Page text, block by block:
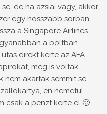
de ha azsiai vagy, akkor
egy hosszabb sorban
a Singapore Airlines
a boltban
direkt kerte az AFA
meg is voltak
nem akartak semmit se
en nemetul
csak a penzt kerte el 🙂